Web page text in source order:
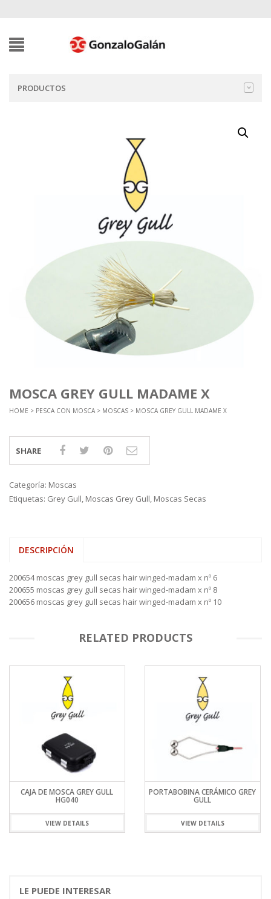
PRODUCTOS
MOSCA GREY GULL MADAME X
HOME > PESCA CON MOSCA > MOSCAS > MOSCA GREY GULL MADAME X
SHARE
Categoría: Moscas
Etiquetas: Grey Gull, Moscas Grey Gull, Moscas Secas
DESCRIPCIÓN
200654 moscas grey gull secas hair winged-madam x nº 6
200655 moscas grey gull secas hair winged-madam x nº 8
200656 moscas grey gull secas hair winged-madam x nº 10
RELATED PRODUCTS
CAJA DE MOSCA GREY GULL
HG040
VIEW DETAILS
PORTABOBINA CERÁMICO GREY
GULL
VIEW DETAILS
LE PUEDE INTERESAR